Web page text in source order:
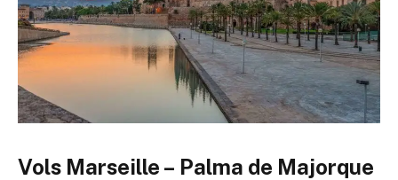
Vols Marseille – Palma de Majorque